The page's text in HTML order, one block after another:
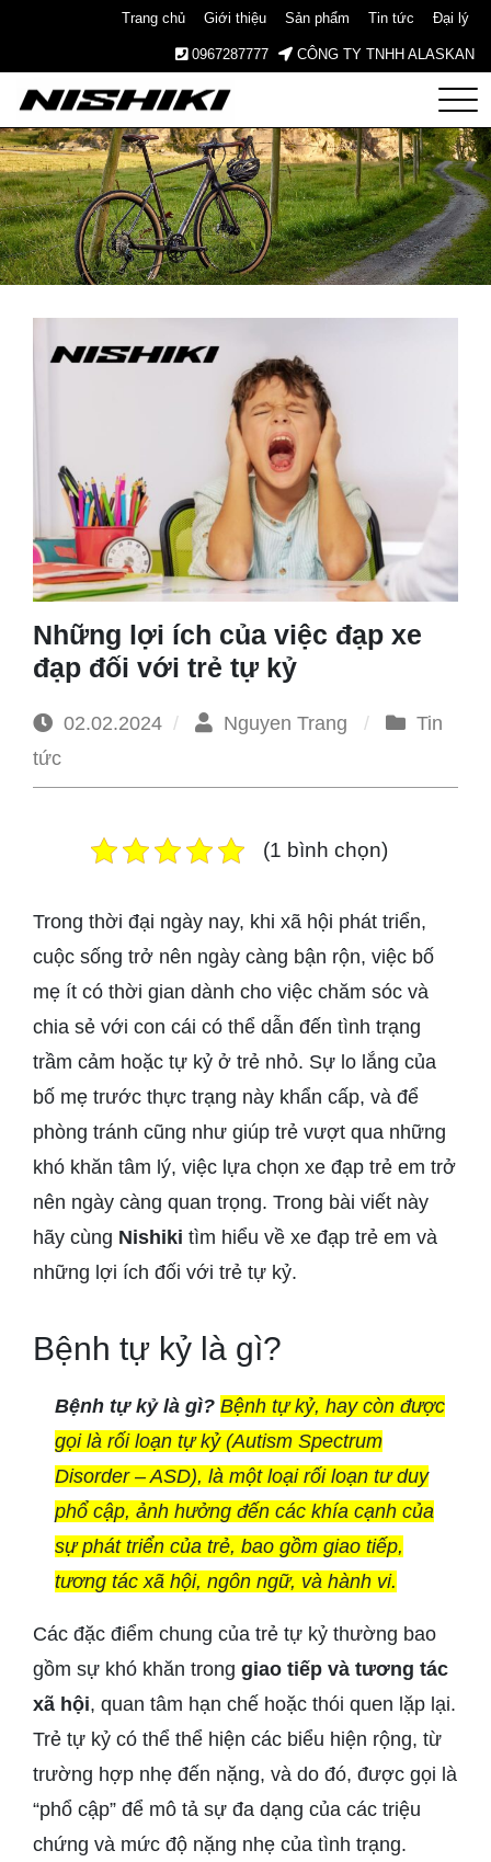
Trang chủ Giới thiệu Sản phẩm Tin tức Đại lý
0967287777 CÔNG TY TNHH ALASKAN
Nishiki
– Xe
Đạp
1965
Những lợi ích của việc đạp xe
đạp đối với trẻ tự kỷ
02.02.2024 Nguyen Trang
Tin
tức
(1 bình chọn)
Trong thời đại ngày nay, khi xã hội phát triển,
cuộc sống trở nên ngày càng bận rộn, việc bố
mẹ ít có thời gian dành cho việc chăm sóc và
chia sẻ với con cái có thể dẫn đến tình trạng
trầm cảm hoặc tự kỷ ở trẻ nhỏ. Sự lo lắng của
bố mẹ trước thực trạng này khẩn cấp, và để
phòng tránh cũng như giúp trẻ vượt qua những
khó khăn tâm lý, việc lựa chọn xe đạp trẻ em trở
nên ngày càng quan trọng. Trong bài viết này
hãy cùng Nishiki tìm hiểu về xe đạp trẻ em và
những lợi ích đối với trẻ tự kỷ.
Bệnh tự kỷ là gì?
Bệnh tự kỷ là gì? Bệnh tự kỷ, hay còn được
gọi là rối loạn tự kỷ (Autism Spectrum
Disorder – ASD), là một loại rối loạn tư duy
phổ cập, ảnh hưởng đến các khía cạnh của
sự phát triển của trẻ, bao gồm giao tiếp,
tương tác xã hội, ngôn ngữ, và hành vi.
Các đặc điểm chung của trẻ tự kỷ thường bao
gồm sự khó khăn trong giao tiếp và tương tác
xã hội, quan tâm hạn chế hoặc thói quen lặp lại.
Trẻ tự kỷ có thể thể hiện các biểu hiện rộng, từ
trường hợp nhẹ đến nặng, và do đó, được gọi là
“phổ cập” để mô tả sự đa dạng của các triệu
chứng và mức độ nặng nhẹ của tình trạng.